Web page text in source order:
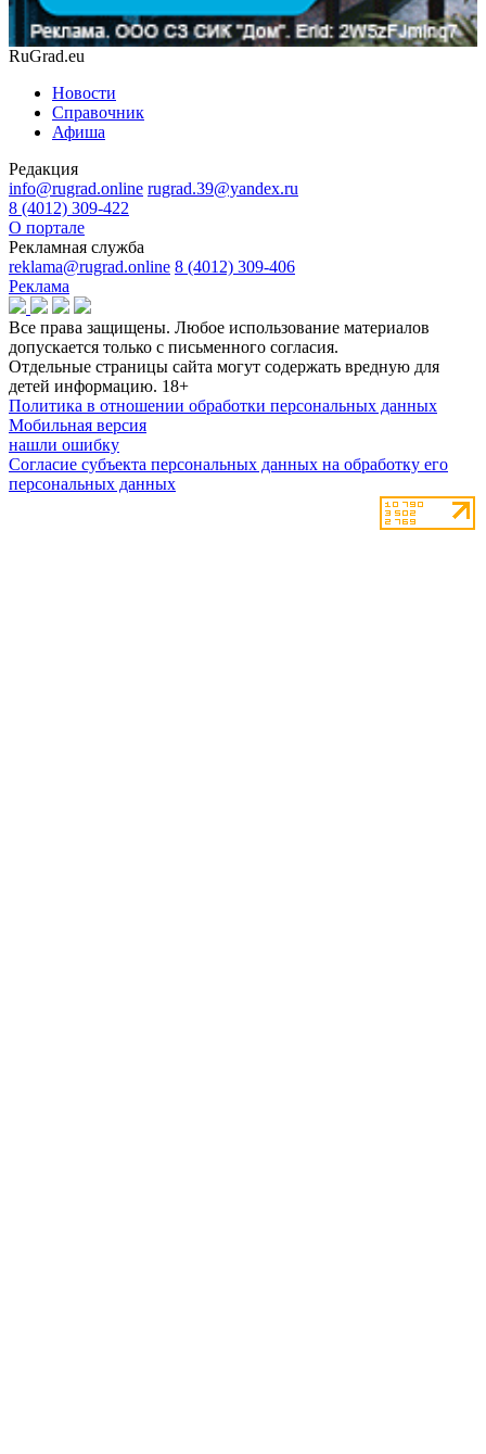
RuGrad.eu
Новости
Справочник
Афиша
Редакция
info@rugrad.online rugrad.39@yandex.ru
8 (4012) 309-422
О портале
Рекламная служба
reklama@rugrad.online 8 (4012) 309-406
Реклама
Все права защищены. Любое использование материалов
допускается только с письменного согласия.
Отдельные страницы сайта могут содержать вредную для
детей информацию. 18+
Политика в отношении обработки персональных данных
Мобильная версия
нашли ошибку
Согласие субъекта персональных данных на обработку его
персональных данных